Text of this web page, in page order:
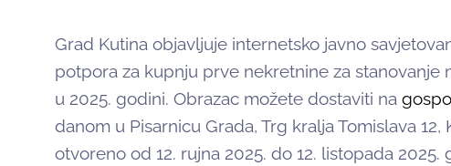
Grad Kutina objavljuje internetsko javno
potpora za kupnju prve nekretnine za stanovanje
u 2025. godini. Obrazac možete dostaviti na
danom u Pisarnicu Grada, Trg kralja Tomislava
otvoreno od 12. rujna 2025. do 12. listopada 2025.